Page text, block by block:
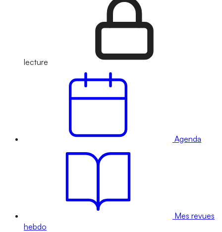
lecture
Agenda
Mes revues
hebdo